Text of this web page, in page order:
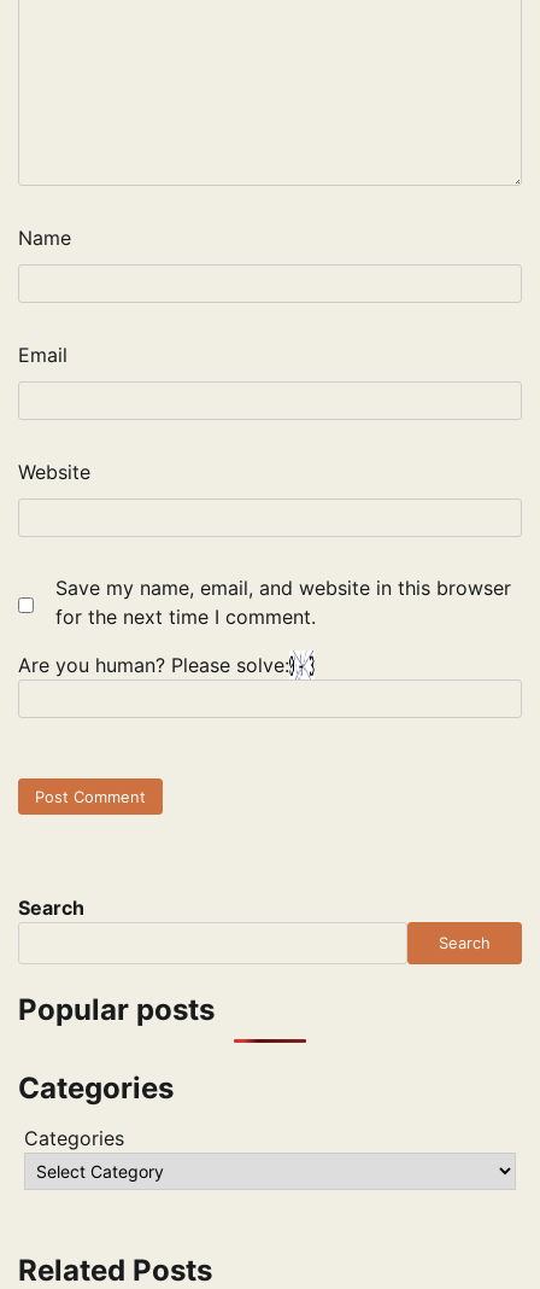
Name
Email
Website
Save my name, email, and website in this browser
for the next time I comment.
Are you human? Please solve:
Search
Search
Popular posts
Categories
Categories
Related Posts